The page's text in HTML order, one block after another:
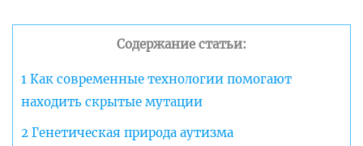
Содержание статьи:
1 Как современные технологии помогают
находить скрытые мутации
2 Генетическая природа аутизма